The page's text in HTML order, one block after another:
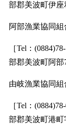
部郡美波町伊座
阿部漁業協同組
［Tel：
部郡美波町阿部
由岐漁業協同組
［Tel：
部郡美波町港町